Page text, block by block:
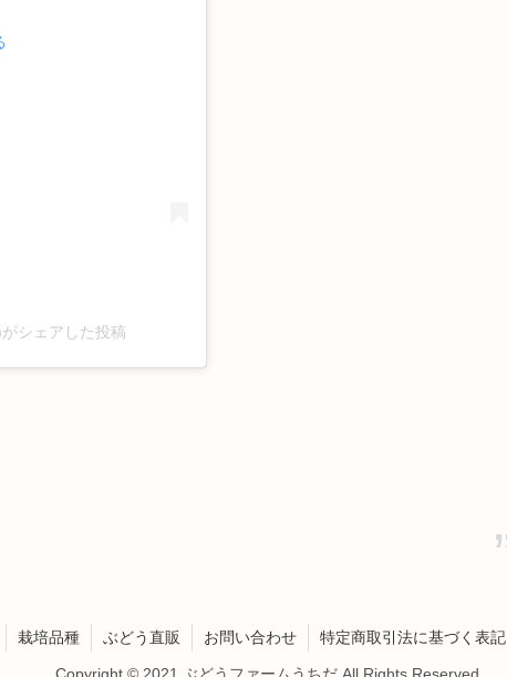
シェアした投稿
栽培品種 ぶどう直販 お問い合わせ 特定商取引法に基づく表記